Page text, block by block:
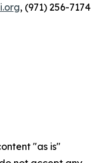
, (971) 256-7174
"as is"